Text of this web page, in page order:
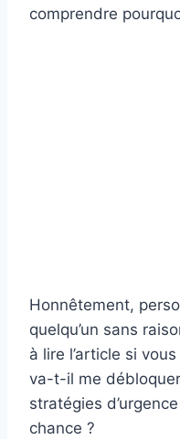
comprendre
Honnêtement,
quelqu’un sans
à lire l’article si
va-t-il me
stratégies
chance ?